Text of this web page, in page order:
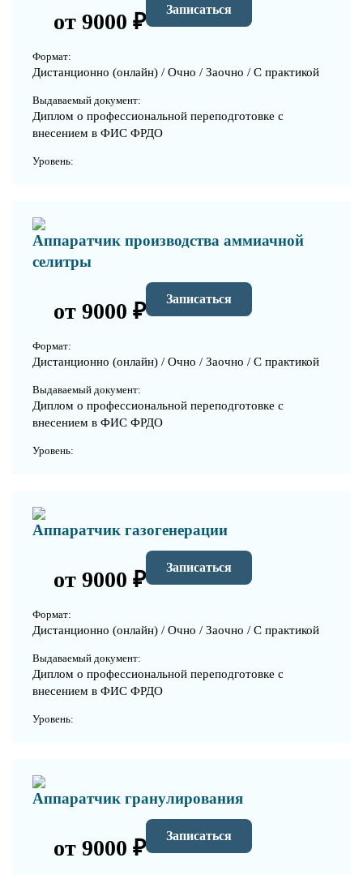
от 9000 ₽ Записаться
Формат:
Дистанционно (онлайн) / Очно / Заочно / С практикой
Выдаваемый документ:
Диплом о профессиональной переподготовке с
внесением в ФИС ФРДО
Уровень:
Аппаратчик производства аммиачной
селитры
от 9000 ₽ Записаться
Формат:
Дистанционно (онлайн) / Очно / Заочно / С практикой
Выдаваемый документ:
Диплом о профессиональной переподготовке с
внесением в ФИС ФРДО
Уровень:
Аппаратчик газогенерации
от 9000 ₽ Записаться
Формат:
Дистанционно (онлайн) / Очно / Заочно / С практикой
Выдаваемый документ:
Диплом о профессиональной переподготовке с
внесением в ФИС ФРДО
Уровень:
Аппаратчик гранулирования
от 9000 ₽ Записаться